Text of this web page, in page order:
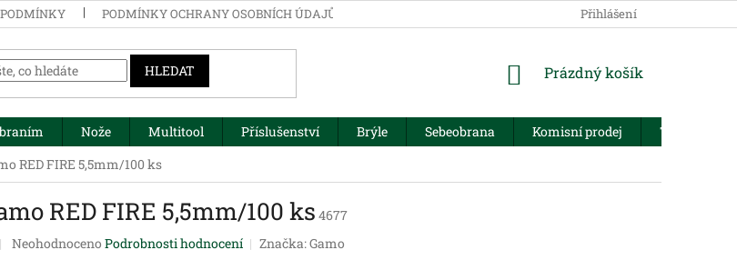
PODMÍNKY OCHRANY OSOBNÍCH ÚDAJŮ Přihlášení
HLEDAT
NÁKUPNÍ
Prázdný košík
Nože Multitool Příslušenství Brýle Sebeobrana Komisní prodej
Trezory
RED FIRE 5,5mm/100 ks
RED FIRE 5,5mm/100 ks 4677
Průměrné
Neohodnoceno Podrobnosti hodnocení Značka:Gamo